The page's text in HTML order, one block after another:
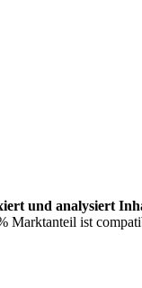
und analysiert
Marktanteil ist